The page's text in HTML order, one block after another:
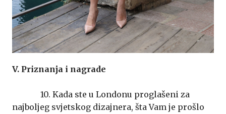
V. Priznanja i nagrade
10. Kada ste u Londonu proglašeni za
najboljeg svjetskog dizajnera, šta Vam je prošlo